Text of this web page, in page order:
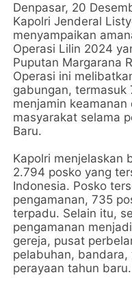
Denpasar, 20
Kapolri Jenderal
menyampaikan
Operasi Lilin 2024
Puputan Margarana
Operasi ini
gabungan, termasuk
menjamin
masyarakat selama
Baru.
Kapolri menjelaskan
2.794 posko yang
Indonesia. Posko
pengamanan, 735
terpadu. Selain itu,
pengamanan
gereja, pusat
pelabuhan,
perayaan tahun baru.